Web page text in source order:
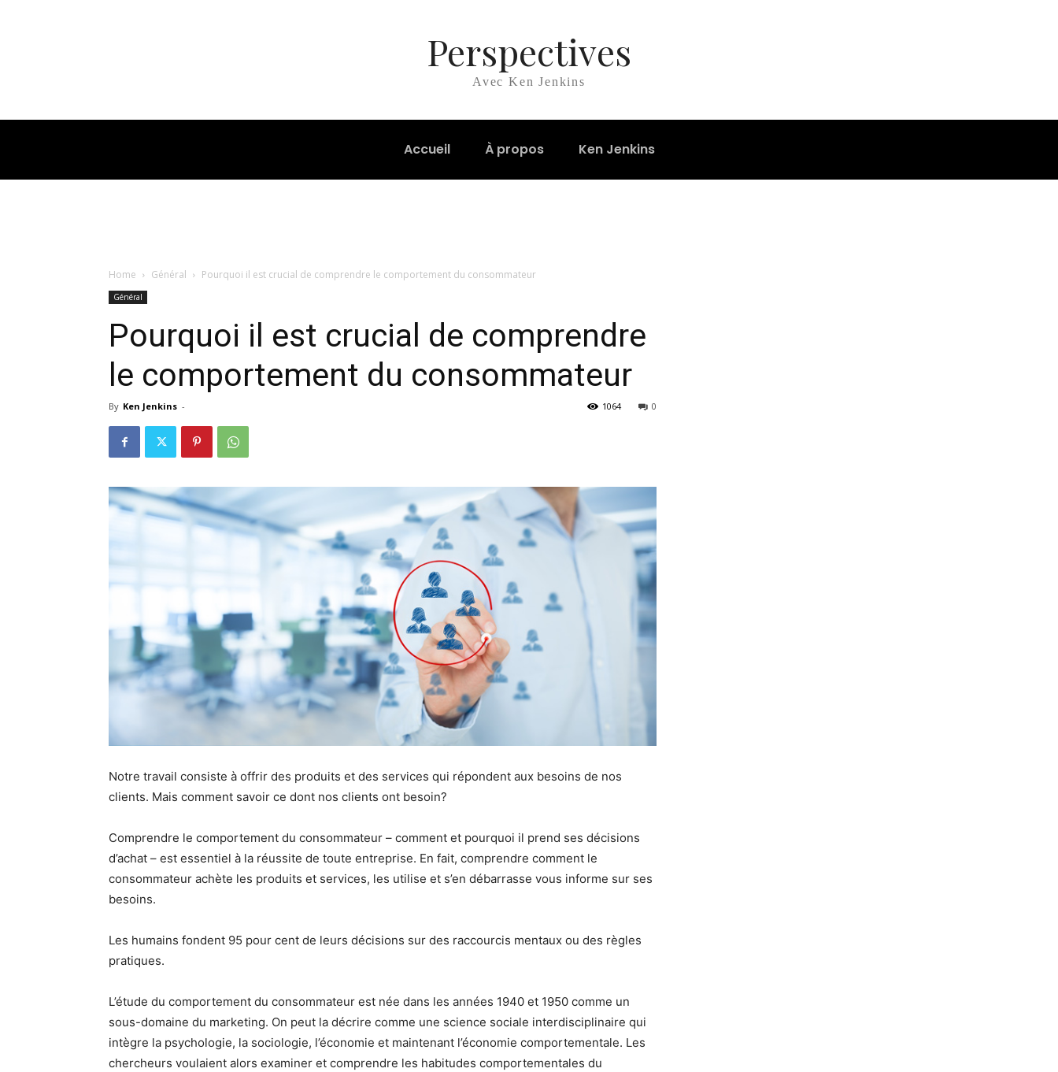
Perspectives
Avec Ken Jenkins
Accueil À propos Ken Jenkins
Home Général Pourquoi il est crucial de comprendre le comportement du consommateur
Général
Pourquoi il est crucial de comprendre
le comportement du consommateur
By Ken Jenkins - 0
1064
Notre travail consiste à offrir des produits et des services qui répondent aux besoins de nos
clients. Mais comment savoir ce dont nos clients ont besoin?
Comprendre le comportement du consommateur – comment et pourquoi il prend ses décisions
d’achat – est essentiel à la réussite de toute entreprise. En fait, comprendre comment le
consommateur achète les produits et services, les utilise et s’en débarrasse vous informe sur ses
besoins.
Les humains fondent 95 pour cent de leurs décisions sur des raccourcis mentaux ou des règles
pratiques.
L’étude du comportement du consommateur est née dans les années 1940 et 1950 comme un
sous-domaine du marketing. On peut la décrire comme une science sociale interdisciplinaire qui
intègre la psychologie, la sociologie, l’économie et maintenant l’économie comportementale. Les
chercheurs voulaient alors examiner et comprendre les habitudes comportementales du